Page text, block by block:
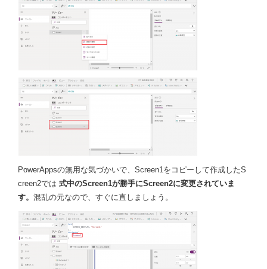
PowerAppsの無用な気づかいで、Screen1をコピーして作成したS
creen2では 式中のScreen1が勝手にScreen2に変更されていま
す。 混乱の元なので、すぐに直しましょう。